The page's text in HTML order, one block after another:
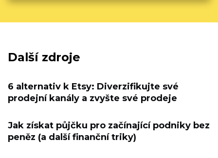
Další zdroje
6 alternativ k Etsy: Diverzifikujte své
prodejní kanály a zvyšte své prodeje
Jak získat půjčku pro začínající podniky bez
peněz (a další finanční triky)